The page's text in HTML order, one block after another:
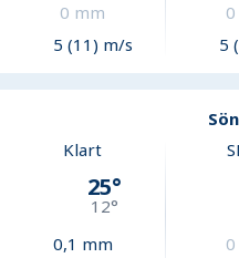
0 mm
5 (11) m/s
0
5
Klart
25°
12°
0,1 mm
0